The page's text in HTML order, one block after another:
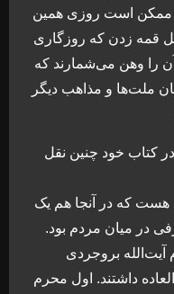
ممکن است روزی همین
قمه زدن که روزگاری
را وهن می‌شمارند که
ملت‌ها و مذاهب دیگر
کتاب خود چنین نقل
هست که در آنجا هم یک
در میان مردم بود.
بروجردی
داشتند. اول محرم